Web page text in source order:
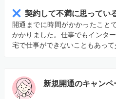
契約して不満に思ってい
開通までに時間がかかったこと
かかりました。仕事でもインタ
宅で仕事ができないこともあっ
新規開通のキャンペ